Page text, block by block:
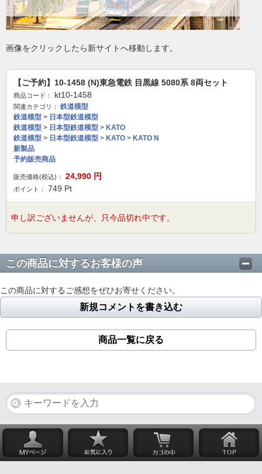
画像をクリックしたら新サイトへ移動します。
【ご予約】10-1458 (N)東急電鉄 目黒線 5080系 8両セット
商品コード： kt10-1458
関連カテゴリ：
鉄道模型
鉄道模型 > 日本型鉄道模型
鉄道模型 > 日本型鉄道模型 > KATO
鉄道模型 > 日本型鉄道模型 > KATO > KATO N
新製品
予約販売商品
販売価格(税込)： 24,990 円
ポイント： 749 Pt
申し訳ございませんが、只今品切れ中です。
この商品に対するお客様の声
この商品に対するご感想をぜひお寄せください。
新規コメントを書き込む
商品一覧に戻る